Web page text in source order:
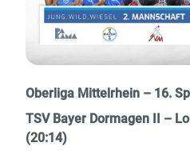
Oberliga Mittelrhein – 16.
TSV Bayer Dormagen II –
(20:14)